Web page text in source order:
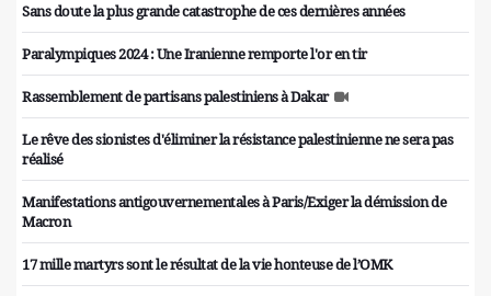
Sans doute la plus grande catastrophe de ces dernières années
Paralympiques 2024 : Une Iranienne remporte l'or en tir
Rassemblement de partisans palestiniens à Dakar
Le rêve des sionistes d'éliminer la résistance palestinienne ne sera pas
réalisé
Manifestations antigouvernementales à Paris/Exiger la démission de
Macron
17 mille martyrs sont le résultat de la vie honteuse de l’OMK